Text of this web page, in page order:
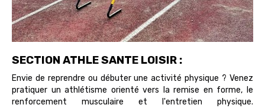
SECTION ATHLE SANTE LOISIR :
Envie de reprendre ou débuter une activité physique ? Venez
pratiquer un athlétisme orienté vers la remise en forme, le
renforcement musculaire et l'entretien physique.